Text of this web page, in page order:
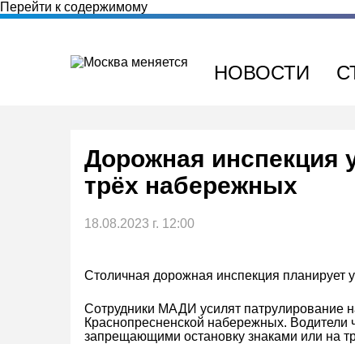
Перейти к содержимому
НОВОСТИ
Дорожная инспекция
трёх набережных
18.08.2023 г. 12:00
Столичная дорожная инспекция планирует
Сотрудники МАДИ усилят патрулирование
Краснопресненской набережных. Водители
запрещающими остановку знаками или на